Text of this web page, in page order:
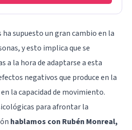
ha supuesto un gran cambio en la
y esto implica que se
a la hora de adaptarse a esta
negativos que produce en la
la capacidad de movimiento.
para afrontar la
hablamos con Rubén Monreal,